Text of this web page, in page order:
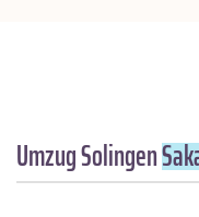
Umzug Solingen